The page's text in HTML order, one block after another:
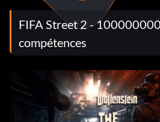
FIFA Street 2 -
compétences